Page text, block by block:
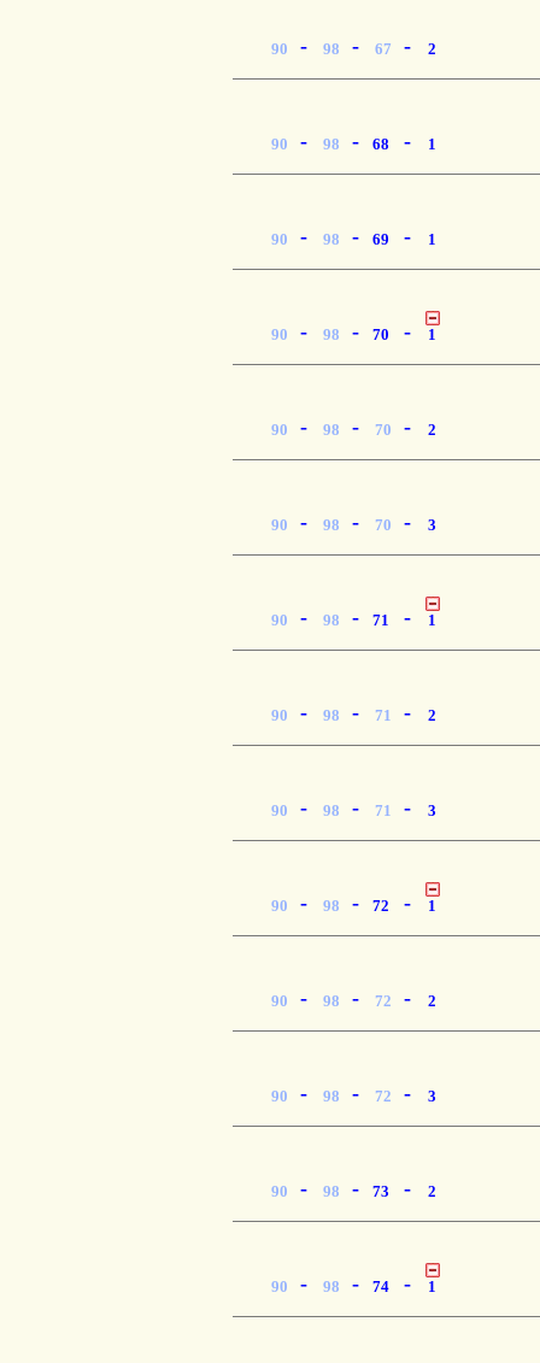
90 - 98 - 67 - 2
90 - 98 - 68 - 1
90 - 98 - 69 - 1
90 - 98 - 70 - 1
90 - 98 - 70 - 2
90 - 98 - 70 - 3
90 - 98 - 71 - 1
90 - 98 - 71 - 2
90 - 98 - 71 - 3
90 - 98 - 72 - 1
90 - 98 - 72 - 2
90 - 98 - 72 - 3
90 - 98 - 73 - 2
90 - 98 - 74 - 1